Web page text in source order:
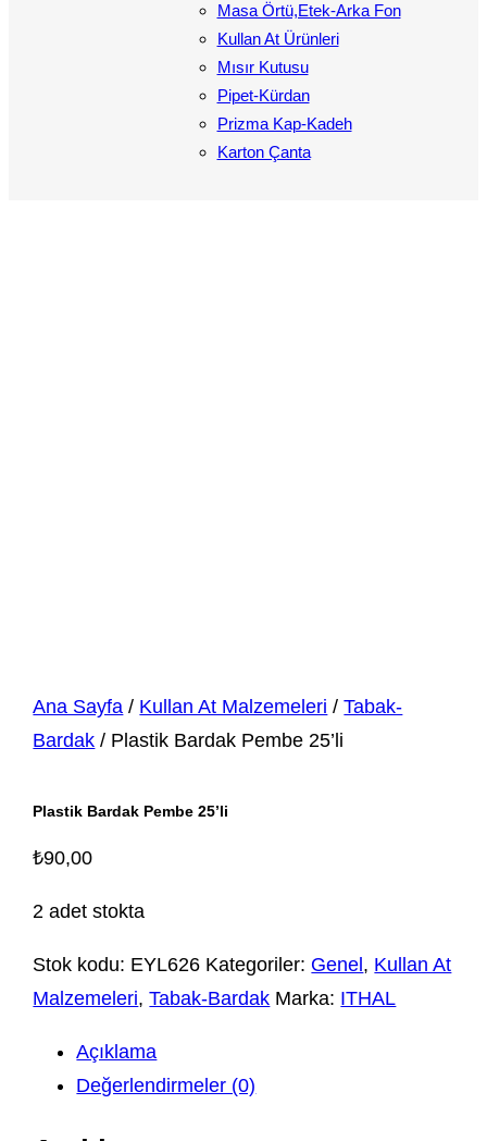
Masa Örtü,Etek-Arka Fon
Kullan At Ürünleri
Mısır Kutusu
Pipet-Kürdan
Prizma Kap-Kadeh
Karton Çanta
Ana Sayfa / Kullan At Malzemeleri /Tabak-
Bardak / Plastik Bardak Pembe 25’li
Plastik Bardak Pembe 25’li
₺90,00
2 adet stokta
Stok kodu: EYL626 Kategoriler: Genel , Kullan At
Malzemeleri,Tabak-Bardak Marka: ITHAL
Açıklama
Değerlendirmeler (0)